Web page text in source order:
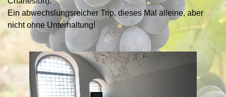
Ein abwechslungsreicher Trip, dieses Mal alleine, aber
nicht ohne Unterhaltung!